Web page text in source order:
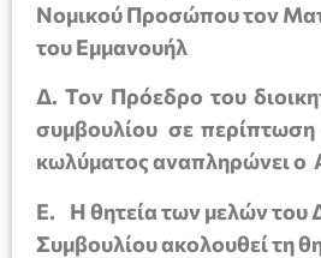
Νομικού Προσώπου τον
του Εμμανουήλ
Δ. Τον Πρόεδρο του
συμβουλίου σε
κωλύματος αναπληρώνει ο
Ε. Η θητεία των μελών του
Συμβουλίου ακολουθεί τη